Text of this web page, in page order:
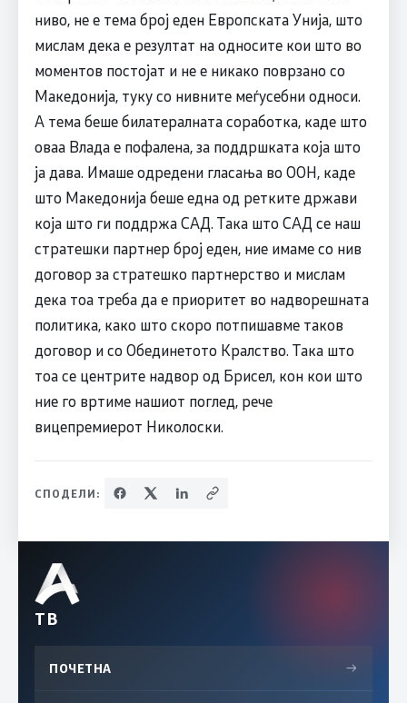
ниво, не е тема број еден Европската Унија, што
мислам дека е резултат на односите кои што во
моментов постојат и не е никако поврзано со
Македонија, туку со нивните меѓусебни односи.
А тема беше билатералната соработка, каде што
оваа Влада е пофалена, за поддршката која што
ја дава. Имаше одредени гласања во ООН, каде
што Македонија беше една од ретките држави
која што ги поддржа САД. Така што САД се наш
стратешки партнер број еден, ние имаме со нив
договор за стратешко партнерство и мислам
дека тоа треба да е приоритет во надворешната
политика, како што скоро потпишавме таков
договор и со Обединетото Кралство. Така што
тоа се центрите надвор од Брисел, кон кои што
ние го вртиме нашиот поглед, рече
вицепремиерот Николоски.
СПОДЕЛИ:
ТВ
ПОЧЕТНА →